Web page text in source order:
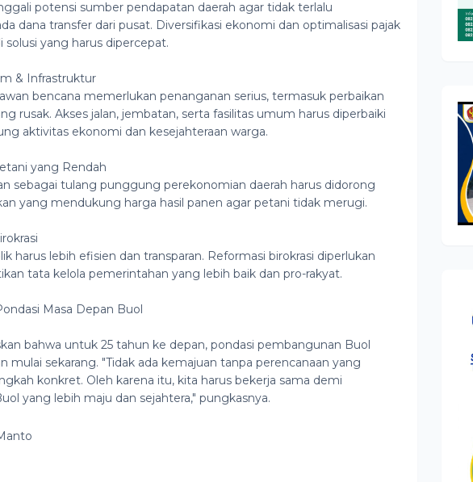
potensi sumber pendapatan daerah agar tidak terlalu
dana transfer dari pusat. Diversifikasi ekonomi dan optimalisasi pajak
solusi yang harus dipercepat.
& Infrastruktur
bencana memerlukan penanganan serius, termasuk perbaikan
rusak. Akses jalan, jembatan, serta fasilitas umum harus diperbaiki
aktivitas ekonomi dan kesejahteraan warga.
yang Rendah
sebagai tulang punggung perekonomian daerah harus didorong
yang mendukung harga hasil panen agar petani tidak merugi.
harus lebih efisien dan transparan. Reformasi birokrasi diperlukan
tata kelola pemerintahan yang lebih baik dan pro-rakyat.
Masa Depan Buol
bahwa untuk 25 tahun ke depan, pondasi pembangunan Buol
mulai sekarang. "Tidak ada kemajuan tanpa perencanaan yang
konkret. Oleh karena itu, kita harus bekerja sama demi
yang lebih maju dan sejahtera," pungkasnya.